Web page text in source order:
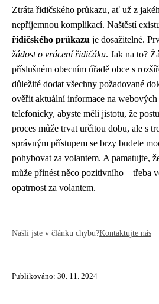
Ztráta řidičského průkazu, ať už z
nepříjemnou komplikací. Naštěstí
řidičského průkazu je dosažitelné.
žádost o vrácení řidičáku. Jak na to?
příslušném obecním úřadě obce s
důležité dodat všechny požadované
ověřit aktuální informace na webových
telefonicky, abyste měli jistotu, že
proces může trvat určitou dobu, ale s
správným přístupem se brzy budete
pohybovat za volantem. A pamatujte,
může přinést něco pozitivního – třeba
opatrnost za volantem.
Našli jste v článku chybu?Kontaktujte nás
Publikováno: 30. 11. 2024